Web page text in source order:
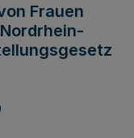
Frauen